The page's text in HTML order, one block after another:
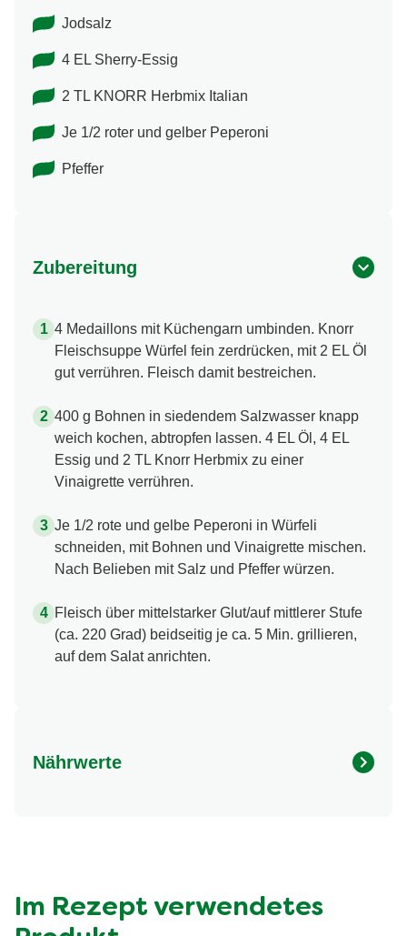
Jodsalz
4 EL Sherry-Essig
2 TL KNORR Herbmix Italian
Je 1/2 roter und gelber Peperoni
Pfeffer
Zubereitung
4 Medaillons mit Küchengarn umbinden. Knorr
Fleischsuppe Würfel fein zerdrücken, mit 2 EL Öl
gut verrühren. Fleisch damit bestreichen.
400 g Bohnen in siedendem Salzwasser knapp
weich kochen, abtropfen lassen. 4 EL Öl, 4 EL
Essig und 2 TL Knorr Herbmix zu einer
Vinaigrette verrühren.
Je 1/2 rote und gelbe Peperoni in Würfeli
schneiden, mit Bohnen und Vinaigrette mischen.
Nach Belieben mit Salz und Pfeffer würzen.
Fleisch über mittelstarker Glut/auf mittlerer Stufe
(ca. 220 Grad) beidseitig je ca. 5 Min. grillieren,
auf dem Salat anrichten.
Nährwerte
Kohlenhydrate (g)
Im Rezept verwendetes